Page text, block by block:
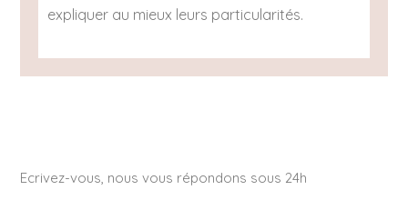
expliquer au mieux leurs particularités.
Ecrivez-vous, nous vous répondons sous 24h